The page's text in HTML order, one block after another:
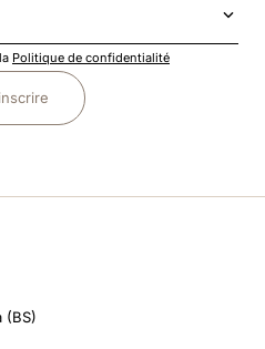
Politique de confidentialité
(BS)